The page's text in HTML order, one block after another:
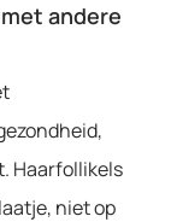
andere
Haarfollikels
niet op